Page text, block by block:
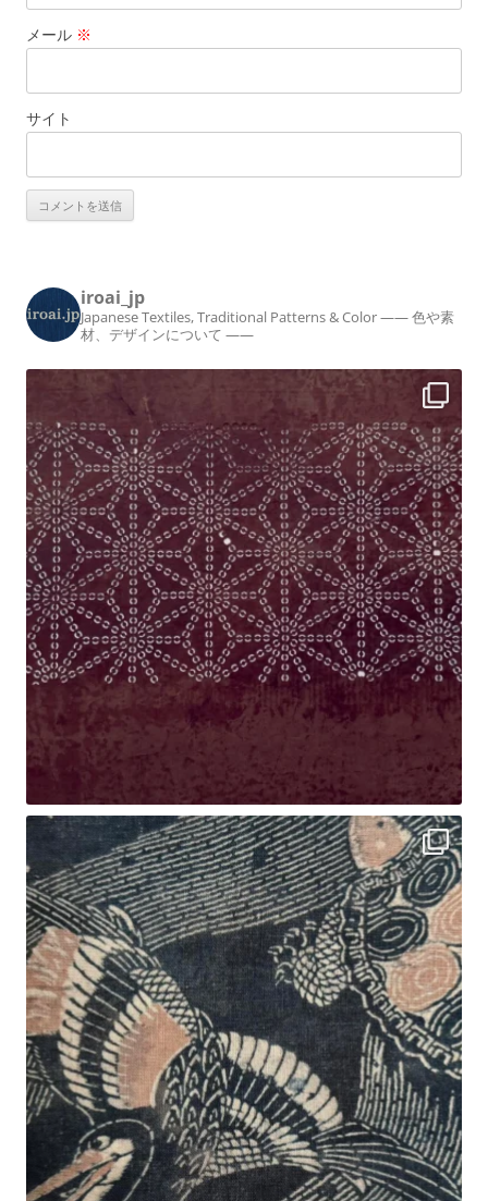
メール ※
サイト
iroai_jp
Japanese Textiles, Traditional Patterns & Color—— 色や素
材、デザインについて ——